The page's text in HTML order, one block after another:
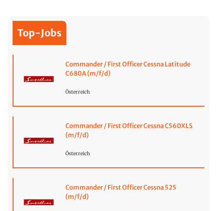
Top-Jobs
Commander / First Officer Cessna Latitude
C680A (m/f/d)
Österreich
Commander / First Officer Cessna C560XLS
(m/f/d)
Österreich
Commander / First Officer Cessna 525
(m/f/d)